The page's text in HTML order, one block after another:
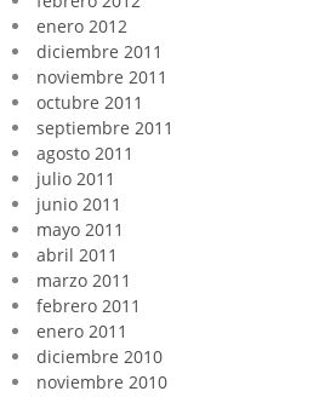
enero 2012
diciembre 2011
noviembre 2011
octubre 2011
septiembre 2011
agosto 2011
julio 2011
junio 2011
mayo 2011
abril 2011
marzo 2011
febrero 2011
enero 2011
diciembre 2010
noviembre 2010